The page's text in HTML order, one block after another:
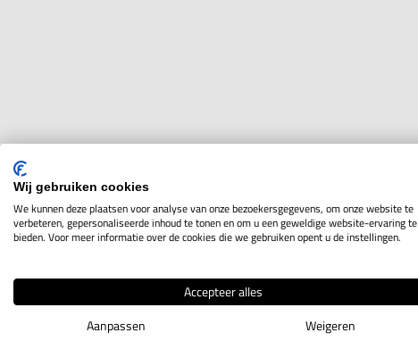
Wij gebruiken cookies
We kunnen deze plaatsen voor analyse van onze bezoekersgegevens, om onze website te
verbeteren, gepersonaliseerde inhoud te tonen en om u een geweldige website-ervaring te
bieden. Voor meer informatie over de cookies die we gebruiken opent u de instellingen.
Accepteer alles
Aanpassen
Weigeren